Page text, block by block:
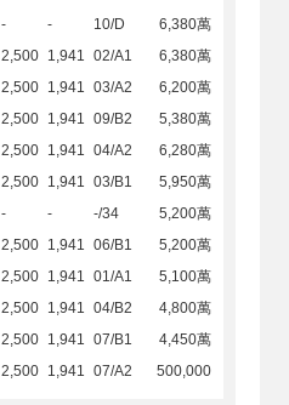
- - 10/D
6,380萬
2,500 1,941 02/A1
6,380萬
2,500 1,941 03/A2
6,200萬
2,500 1,941 09/B2
5,380萬
2,500 1,941 04/A2
6,280萬
2,500 1,941 03/B1
5,950萬
- - -/34
5,200萬
2,500 1,941 06/B1
5,200萬
2,500 1,941 01/A1
5,100萬
2,500 1,941 04/B2
4,800萬
2,500 1,941 07/B1
4,450萬
2,500 1,941 07/A2 500,000